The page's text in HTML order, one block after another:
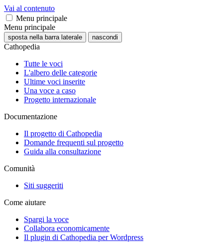
Vai al contenuto
Menu principale
Menu principale
sposta nella barra laterale nascondi
Cathopedia
Tutte le voci
L'albero delle categorie
Ultime voci inserite
Una voce a caso
Progetto internazionale
Documentazione
Il progetto di Cathopedia
Domande frequenti sul progetto
Guida alla consultazione
Comunità
Siti suggeriti
Come aiutare
Spargi la voce
Collabora economicamente
Il plugin di Cathopedia per Wordpress